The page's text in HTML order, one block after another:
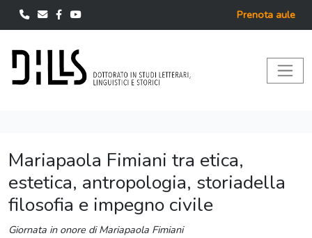
Prenota aule
Mariapaola Fimiani tra etica,
estetica, antropologia, storiadella
filosofia e impegno civile
Giornata in onore di Mariapaola Fimiani